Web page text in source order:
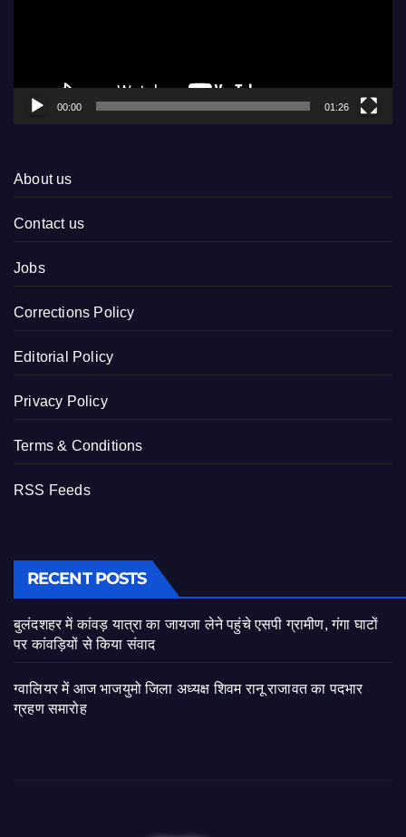
00:00 01:26
About us
Contact us
Jobs
Corrections Policy
Editorial Policy
Privacy Policy
Terms & Conditions
RSS Feeds
RECENT POSTS
बुलंदशहर में कांवड़ यात्रा का जायजा लेने पहुंचे एसपी ग्रामीण, गंगा घाटों
पर कांवड़ियों से किया संवाद
ग्वालियर में आज भाजयुमो जिला अध्यक्ष शिवम रानू राजावत का पदभार
ग्रहण समारोह